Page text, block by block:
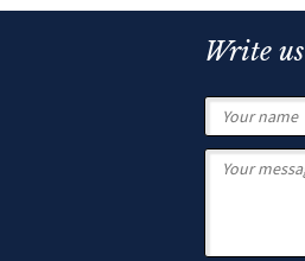
Write us